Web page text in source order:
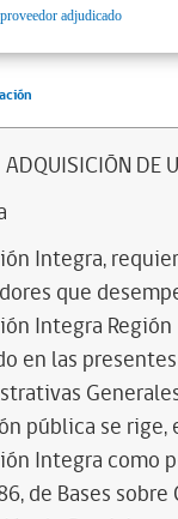
adjudicado
ADQUISICIÓN DE
Integra,
que
Integra
en las
pública se rige,
Integra como
de Bases